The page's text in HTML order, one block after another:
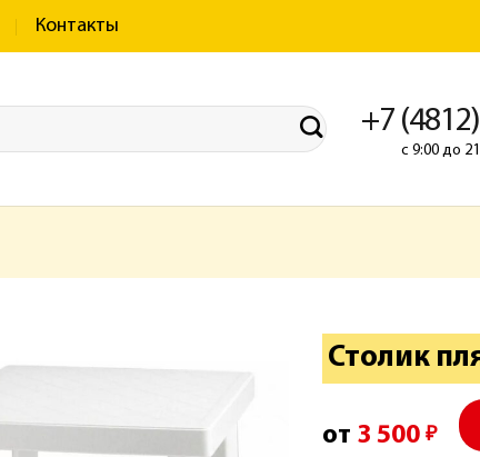
Контакты
+7
с 9:00 до
Столик
от 3 500 ₽